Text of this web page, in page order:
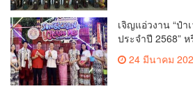
2,132 ล้านบาท
เจิญแอ่วงาน “ป๋า
ประจำปี 2568”
เชียงใหม่
24 มีนาคม